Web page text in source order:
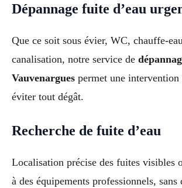
Dépannage fuite d’eau
Que ce soit sous évier, WC, chauffe-
canalisation, notre service de
Vauvenargues permet une
éviter tout dégât.
Recherche de fuite d’eau
Localisation précise des fuites visibles
à des équipements professionnels, sans